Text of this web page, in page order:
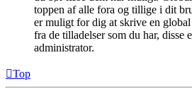
toppen af alle fora og tillige i dit
er muligt for dig at skrive en
fra de tilladelser som du har, disse
administrator.
Top